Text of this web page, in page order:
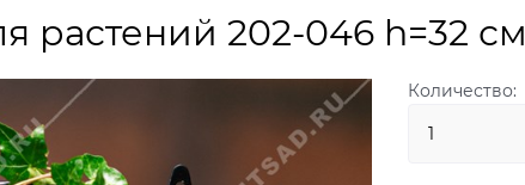
растений 202-046 h=32 см
Количество: